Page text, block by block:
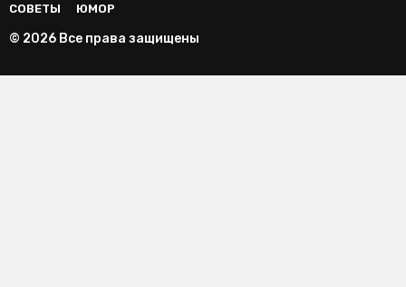
СОВЕТЫ
ЮМОР
© 2026 Все права защищены